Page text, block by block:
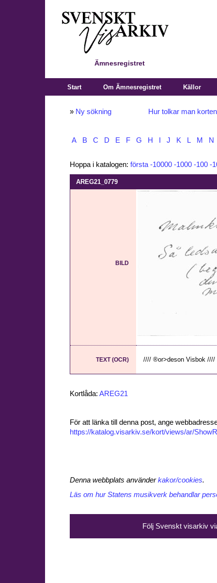
Ämnesregistret
Start Om Ämnesregistret Källor
» Ny sökning Hur tolkar man
A B C D E F G H J K L M N
Hoppa i katalogen: första -10000 -1000 -100 -
AREG21_0779
BILD
TEXT (OCR) //// ®or>deson Visbok
Kortlåda: AREG21
För att länka till denna post, ange
https://katalog.visarkiv.se/kort/views/ar/
Denna webbplats använderkakor/cookies.
Läs om hur Statens musikverk behandlar
Följ Svenskt visarkiv